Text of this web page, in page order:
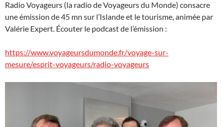
Radio Voyageurs (la radio de Voyageurs du Monde) consacre
une émission de 45 mn sur l’Islande et le tourisme, animée par
Valérie Expert. Écouter le podcast de l’émission :
https://www.voyageursdumonde.fr/voyage-sur-
mesure/esprit-voyageurs/radio-voyageurs